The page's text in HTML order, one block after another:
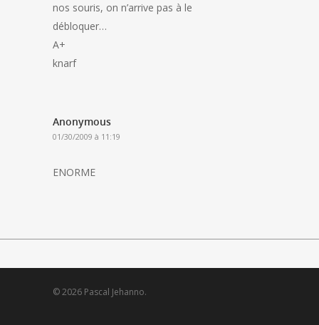
nos souris, on n’arrive pas à le
débloquer…
A+
knarf
Anonymous
01/30/2009 à 11:19
ENORME
© 2026 Pascal Jehanno.